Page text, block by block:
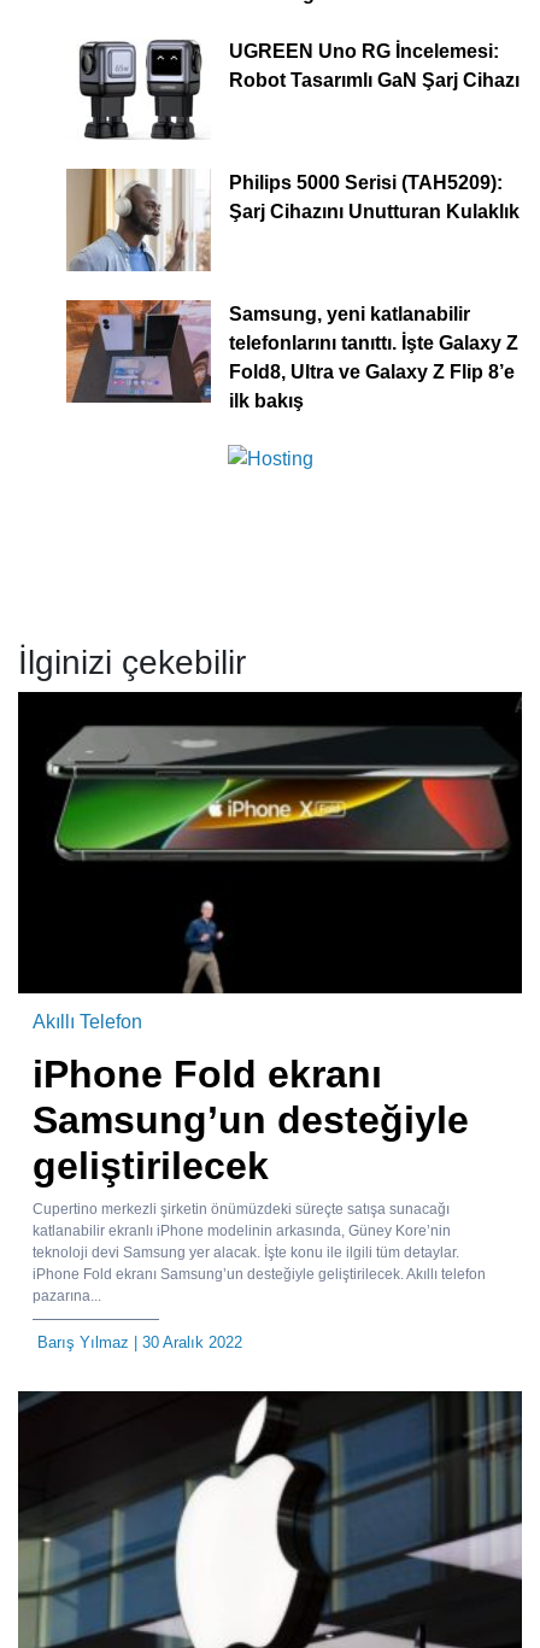
UGREEN Uno RG İncelemesi:
Robot Tasarımlı GaN Şarj Cihazı
Philips 5000 Serisi (TAH5209):
Şarj Cihazını Unutturan Kulaklık
Samsung, yeni katlanabilir
telefonlarını tanıttı. İşte Galaxy Z
Fold8, Ultra ve Galaxy Z Flip 8’e
ilk bakış
İlginizi çekebilir
Akıllı Telefon
iPhone Fold ekranı
Samsung’un desteğiyle
geliştirilecek
Cupertino merkezli şirketin önümüzdeki süreçte satışa sunacağı
katlanabilir ekranlı iPhone modelinin arkasında, Güney Kore’nin
teknoloji devi Samsung yer alacak. İşte konu ile ilgili tüm detaylar.
iPhone Fold ekranı Samsung’un desteğiyle geliştirilecek. Akıllı telefon
pazarına...
Barış Yılmaz | 30 Aralık 2022